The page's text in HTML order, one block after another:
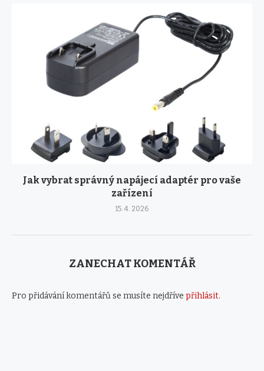
Jak vybrat správný napájecí adaptér pro vaše
zařízení
15. 4. 2026
ZANECHAT KOMENTÁŘ
Pro přidávání komentářů se musíte nejdříve přihlásit.